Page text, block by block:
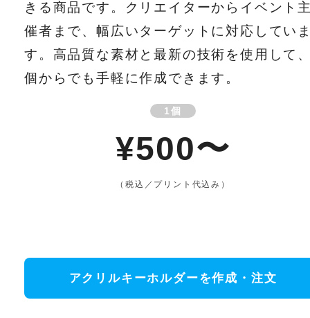
きる商品です。クリエイターからイベント
催者まで、幅広いターゲットに対応してい
す。高品質な素材と最新の技術を使用して
個からでも手軽に作成できます。
1個
¥500〜
（税込／プリント代込み）
アクリルキーホルダーを作成・注文